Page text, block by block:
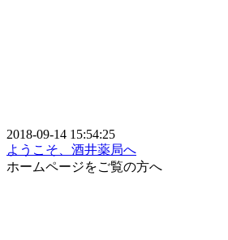
2018-09-14 15:54:25
ようこそ、酒井薬局へ
ホームページをご覧の方へ